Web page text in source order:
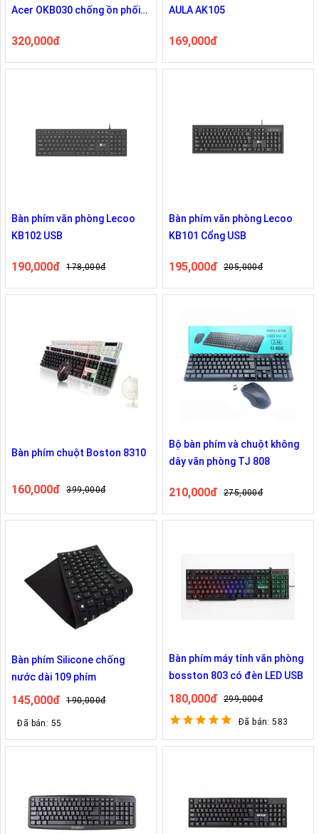
Acer OKB030 chống ồn phối
320,000đ
AULA AK105
169,000đ
Bàn phím văn phòng Lecoo
KB102 USB
190,000đ 178,000đ
Bàn phím văn phòng Lecoo
KB101 Cổng USB
195,000đ 205,000đ
Bàn phím chuột Boston 8310
160,000đ 399,000đ
Bộ bàn phím và chuột không
dây văn phòng TJ 808
210,000đ 275,000đ
Bàn phím Silicone chống
nước dài 109 phím
145,000đ 190,000đ
Đã bán: 55
Bàn phím máy tính văn phòng
bosston 803 có đèn LED USB
180,000đ 299,000đ
Đã bán: 583